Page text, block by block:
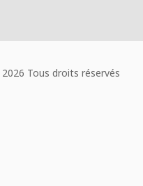
2026 Tous droits réservés